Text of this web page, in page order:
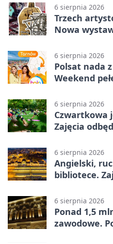
6 sierpnia 2026
Trzech
Nowa
6 sierpnia 2026
Polsat nada
Weekend
6 sierpnia 2026
Czwartkowa
Zajęcia
6 sierpnia 2026
Angielski,
bibliotece.
6 sierpnia 2026
Ponad 1,5
zawodowe.